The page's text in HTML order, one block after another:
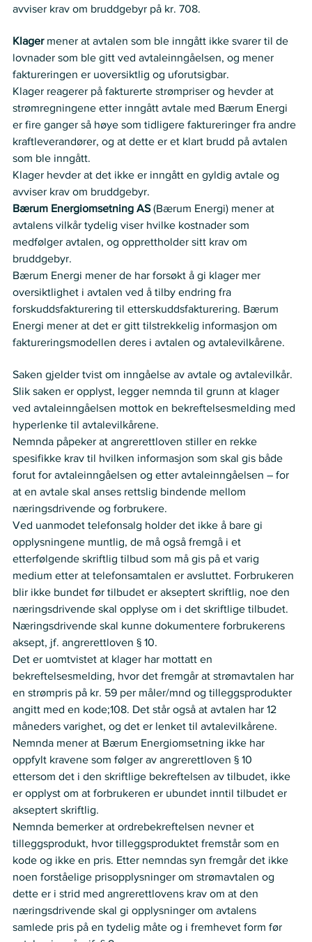
avviser krav om bruddgebyr på kr. 708.
Klager mener at avtalen som ble inngått ikke svarer til de
lovnader som ble gitt ved avtaleinngåelsen, og mener
faktureringen er uoversiktlig og uforutsigbar.
Klager reagerer på fakturerte strømpriser og hevder at
strømregningene etter inngått avtale med Bærum Energi
er fire ganger så høye som tidligere faktureringer fra andre
kraftleverandører, og at dette er et klart brudd på avtalen
som ble inngått.
Klager hevder at det ikke er inngått en gyldig avtale og
avviser krav om bruddgebyr.
Bærum Energiomsetning AS (Bærum Energi) mener at
avtalens vilkår tydelig viser hvilke kostnader som
medfølger avtalen, og opprettholder sitt krav om
bruddgebyr.
Bærum Energi mener de har forsøkt å gi klager mer
oversiktlighet i avtalen ved å tilby endring fra
forskuddsfakturering til etterskuddsfakturering. Bærum
Energi mener at det er gitt tilstrekkelig informasjon om
faktureringsmodellen deres i avtalen og avtalevilkårene.
Saken gjelder tvist om inngåelse av avtale og avtalevilkår.
Slik saken er opplyst, legger nemnda til grunn at klager
ved avtaleinngåelsen mottok en bekreftelsesmelding med
hyperlenke til avtalevilkårene.
Nemnda påpeker at angrerettloven stiller en rekke
spesifikke krav til hvilken informasjon som skal gis både
forut for avtaleinngåelsen og etter avtaleinngåelsen – for
at en avtale skal anses rettslig bindende mellom
næringsdrivende og forbrukere.
Ved uanmodet telefonsalg holder det ikke å bare gi
opplysningene muntlig, de må også fremgå i et
etterfølgende skriftlig tilbud som må gis på et varig
medium etter at telefonsamtalen er avsluttet. Forbrukeren
blir ikke bundet før tilbudet er akseptert skriftlig, noe den
næringsdrivende skal opplyse om i det skriftlige tilbudet.
Næringsdrivende skal kunne dokumentere forbrukerens
aksept, jf. angrerettloven § 10.
Det er uomtvistet at klager har mottatt en
bekreftelsesmelding, hvor det fremgår at strømavtalen har
en strømpris på kr. 59 per måler/mnd og tilleggsprodukter
angitt med en kode;108. Det står også at avtalen har 12
måneders varighet, og det er lenket til avtalevilkårene.
Nemnda mener at Bærum Energiomsetning ikke har
oppfylt kravene som følger av angrerettloven § 10
ettersom det i den skriftlige bekreftelsen av tilbudet, ikke
er opplyst om at forbrukeren er ubundet inntil tilbudet er
akseptert skriftlig.
Nemnda bemerker at ordrebekreftelsen nevner et
tilleggsprodukt, hvor tilleggsproduktet fremstår som en
kode og ikke en pris. Etter nemndas syn fremgår det ikke
noen forståelige prisopplysninger om strømavtalen og
dette er i strid med angrerettlovens krav om at den
næringsdrivende skal gi opplysninger om avtalens
samlede pris på en tydelig måte og i fremhevet form før